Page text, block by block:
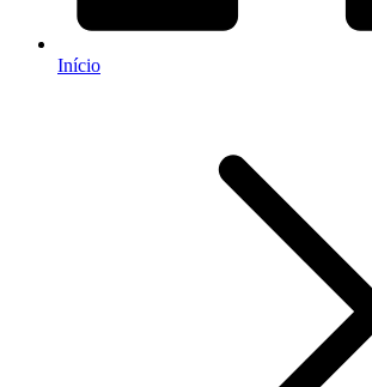
Início